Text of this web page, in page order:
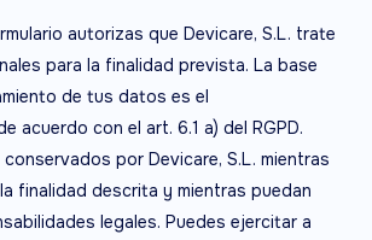
autorizas que Devicare, S.L. trate
para la finalidad prevista. La base
de tus datos es el
acuerdo con el art. 6.1 a) del RGPD.
por Devicare, S.L. mientras
finalidad descrita y mientras puedan
legales. Puedes ejercitar a